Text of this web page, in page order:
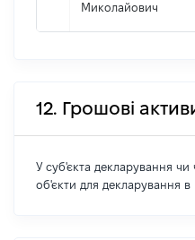
Миколайович
12. Грошові
У суб'єкта декларування чи
об'єкти для декларування в